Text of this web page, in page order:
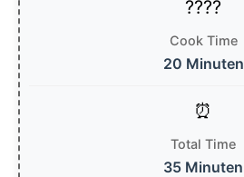
Cook Time
20 Minuten
Total Time
35 Minuten